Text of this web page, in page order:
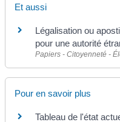
Et aussi
Légalisation ou
pour une autorité
Papiers - Citoyenneté -
Pour en savoir plus
Tableau de l'état